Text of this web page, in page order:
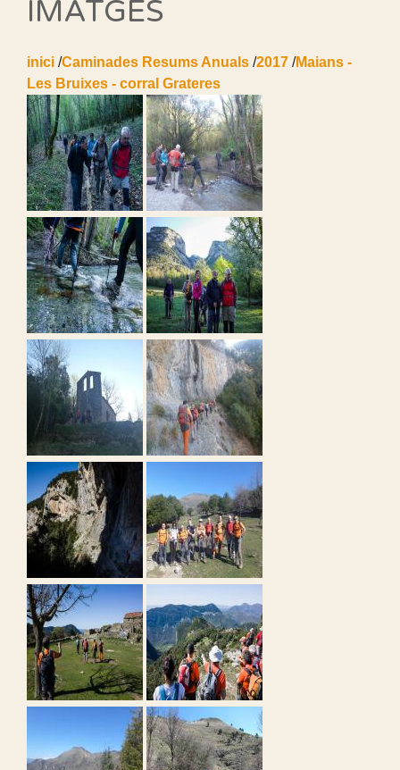
IMATGES
inici /Caminades Resums Anuals /2017 /Maians -
Les Bruixes - corral Grateres